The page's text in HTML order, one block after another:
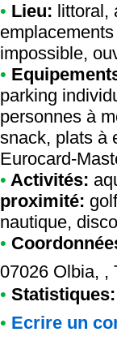
• Lieu: littoral,
impossible,
•
parking
personnes à
snack, plats à
Eurocard-
• Activités:
proximité:
nautique,
•
07026 Olbia, ,
• Statistiques:
• Ecrire un